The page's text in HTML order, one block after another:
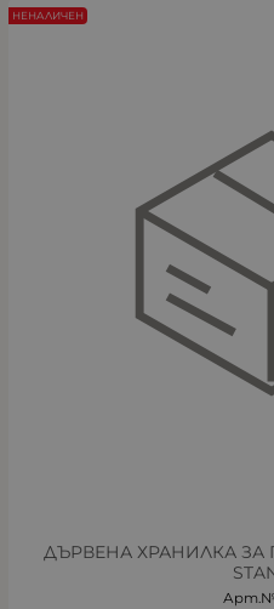
ДЪРВЕНА ХРАНИЛКА ЗА
НЕНАЛИЧЕН